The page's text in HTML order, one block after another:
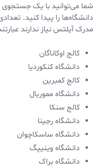
شما می‌توانید با یک
دانشگاه‌ها را پیدا کنید.
مدرک آیلتس نیاز ندارند
کالج اوکاناگان
دانشگاه کنکوردیا
کالج کمبرین
دانشگاه مموریال
کالج سنکا
دانشگاه رجینا
دانشگاه ساسکاچوان
دانشگاه وینیپگ
دانشگاه براک